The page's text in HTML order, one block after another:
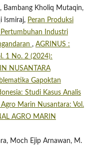
Bambang Kholiq Mutaqin,
Ismiraj, Peran Produksi
Industri
, AGRINUS :
1 No. 2 (2024):
NUSANTARA
Gapoktan
Studi Kasus Analis
Marin Nusantara: Vol.
AGRO MARIN
Moch Ejip Arnawan, M.